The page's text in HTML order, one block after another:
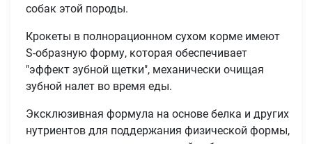
собак этой породы.
Крокеты в полнорационном сухом корме имеют
S-образную форму, которая обеспечивает
"эффект зубной щетки", механически очищая
зубной налет во время еды.
Эксклюзивная формула на основе белка и других
нутриентов для поддержания физической формы,